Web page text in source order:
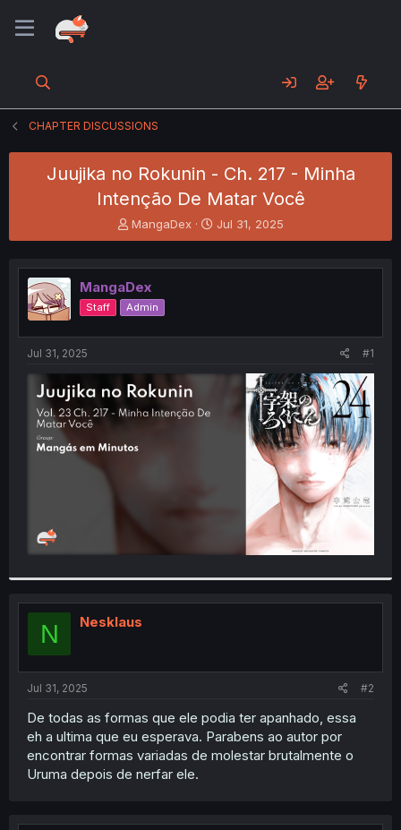
CHAPTER DISCUSSIONS
Juujika no Rokunin - Ch. 217 - Minha
Intenção De Matar Você
T
h
e
a
d
s
t
t
e
r
MangaDex
S
t
r
t
Jul 31, 2025
MangaDex
Staff Admin
Jul 31, 2025 #1
N Nesklaus
Jul 31, 2025 #2
De todas as formas que ele podia ter apanhado, essa
eh a ultima que eu esperava. Parabens ao autor por
encontrar formas variadas de molestar brutalmente o
Uruma depois de nerfar ele.